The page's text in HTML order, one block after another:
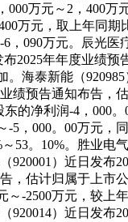
万元～2，400万
万元，取上年同
090万元。辰光
2025年年度业绩
海泰新能（
绩预告通知布告，
的净利润-4，000
5，000。00万元
。10%。胜业电
）近日发
估计归属于上市
-2500万元，较上
）近日发布